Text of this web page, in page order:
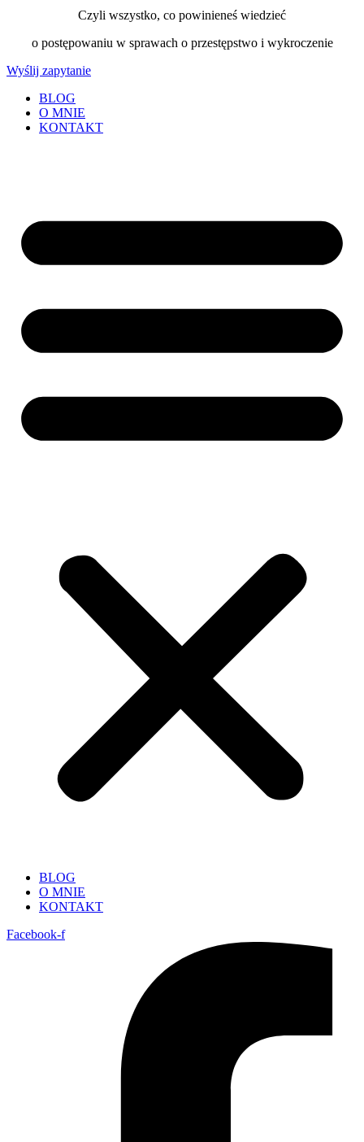
Czyli wszystko, co powinieneś wiedzieć
o postępowaniu w sprawach o przestępstwo i wykroczenie
Wyślij zapytanie
BLOG
O MNIE
KONTAKT
BLOG
O MNIE
KONTAKT
Facebook-f